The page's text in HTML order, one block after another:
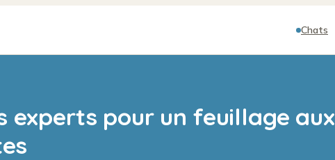
Chats
experts pour un feuillage aux